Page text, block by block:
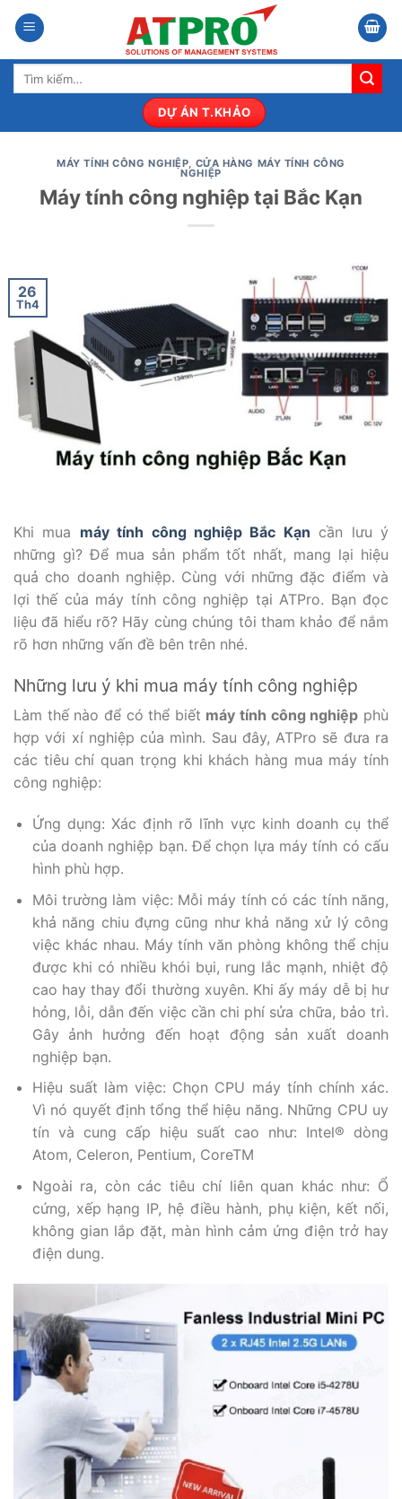
qua
nội
dung
Tìm
DỰ ÁN T.KHẢO
MÁY TÍNH CÔNG NGHIỆP, CỬA HÀNG MÁY TÍNH CÔNG
NGHIỆP
Máy tính công nghiệp tại Bắc Kạn
26
Th4
Khi mua máy tính công nghiệp Bắc Kạn cần lưu ý
những gì? Để mua sản phẩm tốt nhất, mang lại hiệu
quả cho doanh nghiệp. Cùng với những đặc điểm và
lợi thế của máy tính công nghiệp tại ATPro. Bạn đọc
liệu đã hiểu rõ? Hãy cùng chúng tôi tham khảo để nắm
rõ hơn những vấn đề bên trên nhé.
Những lưu ý khi mua máy tính công nghiệp
Làm thế nào để có thể biết máy tính công nghiệp phù
hợp với xí nghiệp của mình. Sau đây, ATPro sẽ đưa ra
các tiêu chí quan trọng khi khách hàng mua máy tính
công nghiệp:
Ứng dụng: Xác định rõ lĩnh vực kinh doanh cụ thể
của doanh nghiệp bạn. Để chọn lựa máy tính có cấu
hình phù hợp.
Môi trường làm việc: Mỗi máy tính có các tính năng,
khả năng chiu đựng cũng như khả năng xử lý công
việc khác nhau. Máy tính văn phòng không thể chịu
được khi có nhiều khói bụi, rung lắc mạnh, nhiệt độ
cao hay thay đổi thường xuyên. Khi ấy máy dễ bị hư
hỏng, lỗi, dẫn đến việc cần chi phí sửa chữa, bảo trì.
Gây ảnh hưởng đến hoạt động sản xuất doanh
nghiệp bạn.
Hiệu suất làm việc: Chọn CPU máy tính chính xác.
Vì nó quyết định tổng thể hiệu năng. Những CPU uy
tín và cung cấp hiệu suất cao như: Intel® dòng
Atom, Celeron, Pentium, CoreTM
Ngoài ra, còn các tiêu chí liên quan khác như: Ổ
cứng, xếp hạng IP, hệ điều hành, phụ kiện, kết nối,
không gian lắp đặt, màn hình cảm ứng điện trở hay
điện dung.